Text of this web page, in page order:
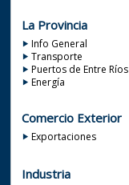
La Provincia
Info General
Transporte
Puertos de Entre Ríos
Energía
Comercio Exterior
Exportaciones
Industria